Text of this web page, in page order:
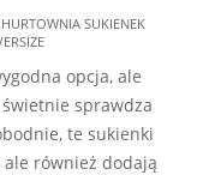
HURTOWNIA SUKIENEK
opcja, ale
sprawdza
te sukienki
również dodają